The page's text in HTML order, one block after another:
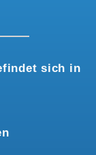
sich in